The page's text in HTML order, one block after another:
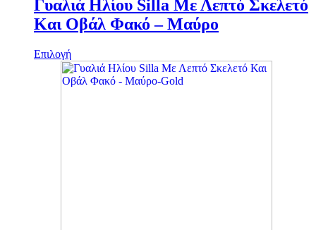
Γυαλιά Ηλίου Silla Με Λεπτό Σκελετό
Και Oβάλ Φακό – Μαύρο
ΕπιλογήΑυτό
το
προϊόν